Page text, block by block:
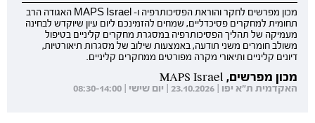
מכון מפרשים לחקר והוראת הפסיכותרפיה ו- MAPS Israel האגודה הרב
תחומית למחקרים פסיכדליים, שמחים להזמינכם ליום עיון שיוקדש לבחינה
מעמיקה של תהליך הפסיכותרפיה במסגרת מחקרים קליניים בטיפול
משולב חומרים משני תודעה, באמצעות שילוב של מסגרות תיאורטיות,
דיונים קליניים ותיאורי מקרה מפורטים ממחקרים קליניים.
מכון מפרשים, MAPS Israel
האקדמית ת"א יפו | 23.10.2026 | יום שישי | 08:30-14:00